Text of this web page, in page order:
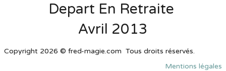
Depart En Retraite
Avril 2013
Copyright 2026 © fred-magie.com Tous droits réservés.
Mentions légales